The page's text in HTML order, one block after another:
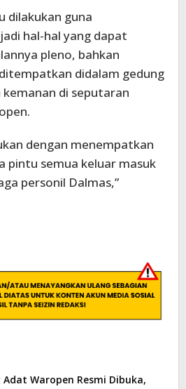
dilakukan guna
hal-hal yang dapat
pleno, bahkan
didalam gedung
di seputaran
dengan menempatkan
pintu semua keluar masuk
personil Dalmas,”
Waropen Resmi Dibuka,